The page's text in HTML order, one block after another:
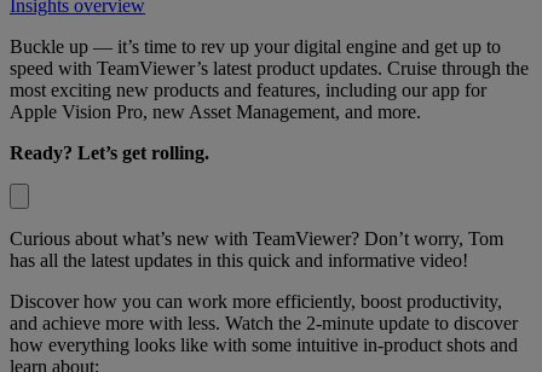
Insights overview
Buckle up — it’s time to rev up your digital engine and get up to
speed with TeamViewer’s latest product updates. Cruise through the
most exciting new products and features, including our app for
Apple Vision Pro, new Asset Management, and more.
Ready? Let’s get rolling.
Curious about what’s new with TeamViewer? Don’t worry, Tom
has all the latest updates in this quick and informative video!
Discover how you can work more efficiently, boost productivity,
and achieve more with less. Watch the 2-minute update to discover
how everything looks like with some intuitive in-product shots and
learn about: